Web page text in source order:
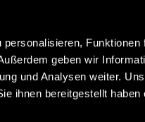
geben wir
und Analysen weiter.
ihnen bereitgestellt